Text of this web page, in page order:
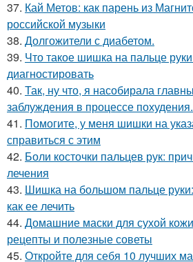
37. Кай Метов: как парень из
российской музыки
38. Долгожители с диабетом.
39. Что такое шишка на пальце
диагностировать
40. Так, ну что, я насобирала
заблуждения в процессе похудения.
41. Помогите, у меня шишки на
справиться с этим
42. Боли косточки пальцев рук:
лечения
43. Шишка на большом пальце руки:
как ее лечить
44. Домашние маски для сухой
рецепты и полезные советы
45. Откройте для себя 10 лучших